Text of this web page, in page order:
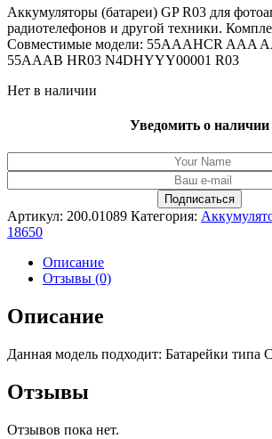
составляла
2,208.00₽.
2,024.00₽.
Аккумуляторы (батареи) GP R03 для
радиотелефонов и другой техники.
Совместимые модели: 55AAAHCR AAA
55AAAB HR03 N4DHYYY00001 R03
Нет в наличии
Уведомить о наличии
Артикул: 200.01089 Категория:
18650
Описание
Отзывы (0)
Описание
Данная модель подходит: Батарейки типа
Отзывы
Отзывов пока нет.